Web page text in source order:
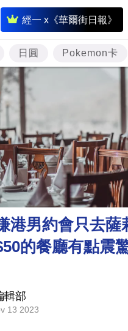
經一 x《華爾街日報》
即
時
財
經
投
資
樓
市
理
財
商
科
技
日圓 Pokemon卡
港男約會只去薩
的餐廳有點震
輯部
13 2023